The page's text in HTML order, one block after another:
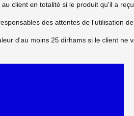
client en totalité si le produit qu'il a
des attentes de l'utilisation
d'au moins 25 dirhams si le client